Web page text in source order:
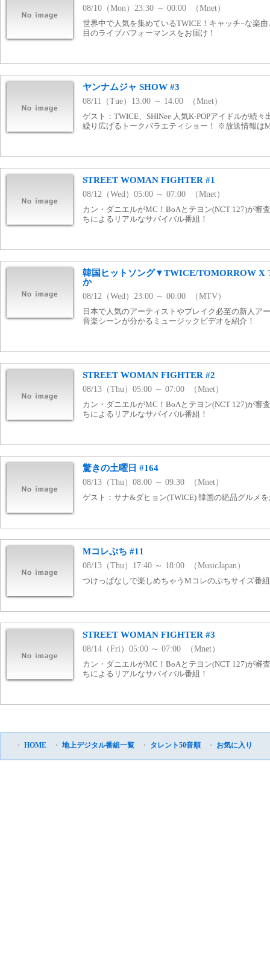
08/10（Mon）23:30 ～ 00:00 （Mnet）
世界中で人気を集めているTWICE！キャッチ−な楽
目のライブパフォーマンスをお届け！
ヤンナムジャ SHOW #3
08/11（Tue）13:00 ～ 14:00 （Mnet）
ゲスト：TWICE、SHINee 人気K-POPアイドルが続
繰り広げるトークバラエティショー！ ※放送情報は
STREET WOMAN FIGHTER #1
08/12（Wed）05:00 ～ 07:00 （Mnet）
カン・ダニエルがMC！BoAとテヨン(NCT 127)が審
ちによるリアルなサバイバル番組！
韓国ヒットソング▼TWICE/TOMORROW
か
08/12（Wed）23:00 ～ 00:00 （MTV）
日本で人気のアーティストやブレイク必至の新人ア
音楽シーンが分かるミュージックビデオを紹介！
STREET WOMAN FIGHTER #2
08/13（Thu）05:00 ～ 07:00 （Mnet）
カン・ダニエルがMC！BoAとテヨン(NCT 127)が審
ちによるリアルなサバイバル番組！
驚きの土曜日 #164
08/13（Thu）08:00 ～ 09:30 （Mnet）
ゲスト：サナ&ダヒョン(TWICE) 韓国の絶品グルメ
Mコレぷち #11
08/13（Thu）17:40 ～ 18:00 （MusicJapan）
つけっぱなしで楽しめちゃうMコレのぷちサイズ番
STREET WOMAN FIGHTER #3
08/14（Fri）05:00 ～ 07:00 （Mnet）
カン・ダニエルがMC！BoAとテヨン(NCT 127)が審
ちによるリアルなサバイバル番組！
・ HOME ・ 地上デジタル番組一覧 ・ タレント50音順 ・ お気に入り